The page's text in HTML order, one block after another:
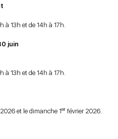
à 13h et de 14h à 17h.
juin
à 13h et de 14h à 17h.
et le dimanche 1er février 2026.